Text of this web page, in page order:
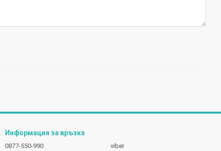
Информация за връзка
0877-550-990
viber